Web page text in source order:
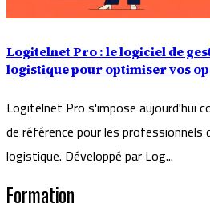
Logitelnet Pro : le logiciel de
logistique pour optimiser vos
Logitelnet Pro s'impose aujourd'hui
de référence pour les
logistique. Développé par Log...
Formation